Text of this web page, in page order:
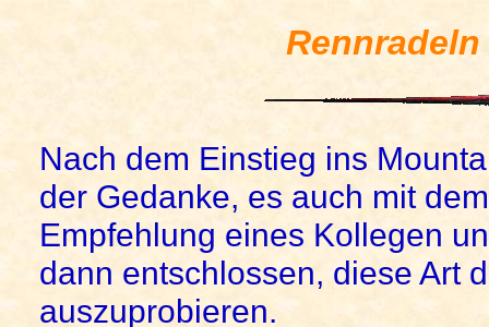
Nach dem Einstieg ins
der Gedanke, es auch mit
Empfehlung eines Kollegen
dann entschlossen, diese Art
auszuprobieren.